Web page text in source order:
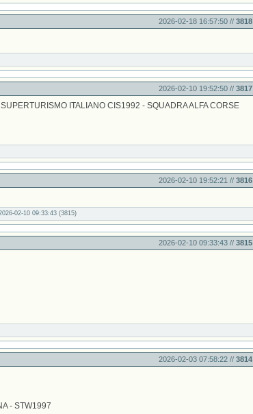
2026-02-18 16:57:50 // 3818
2026-02-10 19:52:50 // 3817
ITALIANO CIS1992 - SQUADRA ALFA CORSE
2026-02-10 19:52:21 // 3816
02-10 09:33:43 (3815)
2026-02-10 09:33:43 // 3815
2026-02-03 07:58:22 // 3814
- STW1997